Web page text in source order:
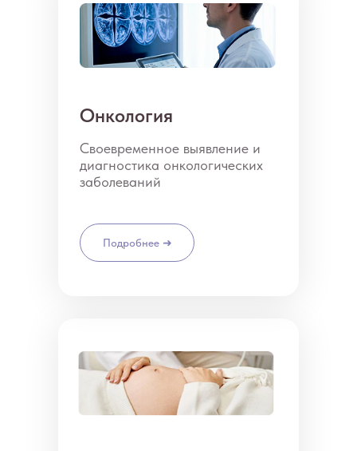
Онкология
Своевременное выявление и
диагностика онкологических
заболеваний
Подробнее ➜